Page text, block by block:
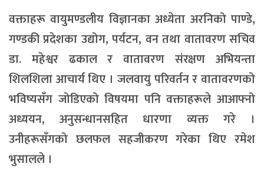
वक्ताहरू वायुमण्डलीय विज्ञानका अध्येता अरनिको पाण्डे,
गण्डकी प्रदेशका उद्योग, पर्यटन, वन तथा वातावरण सचिव
डा. महेश्वर ढकाल र वातावरण संरक्षण अभियन्ता
शिलशिला आचार्य थिए । जलवायु परिवर्तन र वातावरणको
भविष्यसँग जोडिएको विषयमा पनि वक्ताहरूले आआफ्नो
अध्ययन, अनुसन्धानसहित धारणा व्यक्त गरे ।
उनीहरूसँगको छलफल सहजीकरण गरेका थिए रमेश
भुसालले ।